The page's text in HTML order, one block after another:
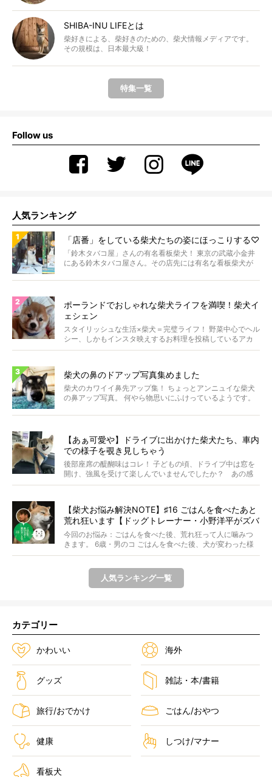
SHIBA-INU LIFEとは
柴好きによる、柴好きのための、柴犬情報メディアです。
その規模は、日本最大級！
特集一覧
Follow us
人気ランキング
「店番」をしている柴犬たちの姿にほっこりする♡
「鈴木タバコ屋」さんの有名看板柴犬！ 東京の武蔵小金井
にある鈴木タバコ屋さん。その店先には有名な看板柴犬が
ポーランドでおしゃれな柴犬ライフを満喫！柴犬イ
ェシェン
スタイリッシュな生活×柴犬＝完璧ライフ！ 野菜中心でヘル
シー、しかもインスタ映えするお料理を投稿しているアカ
ウ...
柴犬の鼻のドアップ写真集めました
柴犬のカワイイ鼻先アップ集！ ちょっとアンニュイな柴犬
の鼻アップ写真。 何やら物思いにふけっているようです。
【あぁ可愛や】ドライブに出かけた柴犬たち、車内
での様子を覗き見しちゃう
後部座席の醍醐味はコレ！ 子どもの頃、ドライブ中は窓を
開け、強風を受けて楽しんでいませんでしたか？ あの感
じが...
【柴犬お悩み解決NOTE】♯16 ごはんを食べたあと
荒れ狂います【ドッグトレーナー・小野洋平がズバ
リ回答】
今回のお悩み：ごはんを食べた後、荒れ狂って人に噛みつ
きます。 6歳・男のコ ごはんを食べた後、犬が変わった様
に...
人気ランキング一覧
カテゴリー
かわいい 海外
グッズ 雑誌・本/書籍
旅行/おでかけ ごはん/おやつ
健康 しつけ/マナー
看板犬